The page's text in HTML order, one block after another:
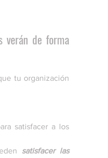
verán de forma
tu organización
satisfacer las